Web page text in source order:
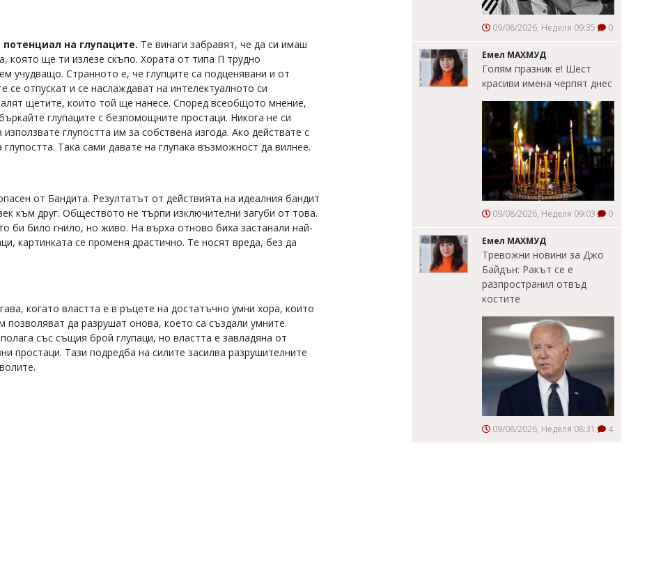
на глупаците. Те винаги забравят, че да си имаш
която ще ти излезе скъпо. Хората от типа П трудно
учудващо. Странното е, че глупците са подценявани и от
се отпускат и се наслаждават на интелектуалното си
щетите, които той ще нанесе. Според всеобщото мнение,
глупаците с безпомощните простаци. Никога не си
глупостта им за собствена изгода. Ако действате с
Така сами давате на глупака възможност да вилнее.
от Бандита. Резултатът от действията на идеалния бандит
към друг. Обществото не търпи изключителни загуби от това.
би било гнило, но живо. На върха отново биха застанали най-
картинката се променя драстично. Те носят вреда, без да
когато властта е в ръцете на достатъчно умни хора, които
позволяват да разрушат онова, което са създали умните.
със същия брой глупаци, но властта е завладяна от
простаци. Тази подредба на силите засилва разрушителните
09/08/2026, Неделя 09:35 0
Емел МАХМУД
Голям празник е! Шест
красиви имена черпят днес
09/08/2026, Неделя 09:03 0
Емел МАХМУД
Тревожни новини за Джо
Байдън: Ракът се е
разпространил отвъд
костите
09/08/2026, Неделя 08:31 4